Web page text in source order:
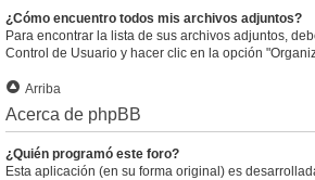
¿Cómo encuentro todos mis archivos adjuntos?
Para encontrar la lista de sus archivos adjuntos,
Control de Usuario y hacer clic en la opción
Arriba
Acerca de phpBB
¿Quién programó este foro?
Esta aplicación (en su forma original) es